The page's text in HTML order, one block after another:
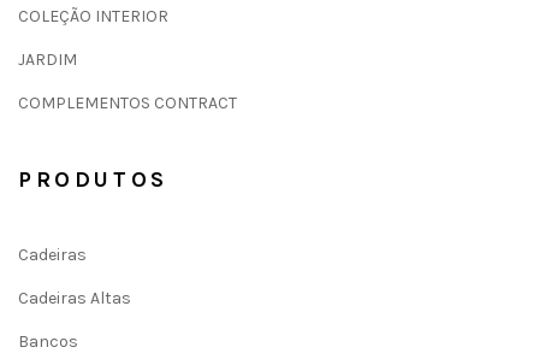
COLEÇÃO INTERIOR
JARDIM
COMPLEMENTOS CONTRACT
PRODUTOS
Cadeiras
Cadeiras Altas
Bancos